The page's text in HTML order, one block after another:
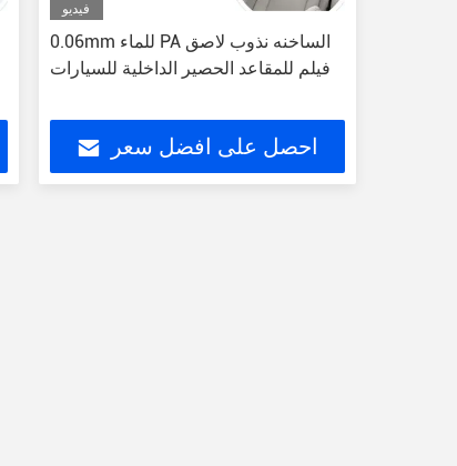
فيديو
0.06mm للماء PA الساخنه نذوب لاصق
فيلم للمقاعد الحصير الداخلية للسيارات
احصل على افضل سعر